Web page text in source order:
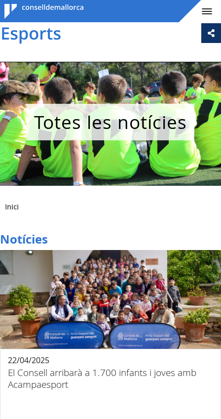
Consell de
Mallorca
Totes les notícies
Inici
Notícies
El Consell arribarà a 1.700 infants i joves amb
Acampaesport
22/04/2025